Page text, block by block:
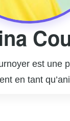
est une
en tant